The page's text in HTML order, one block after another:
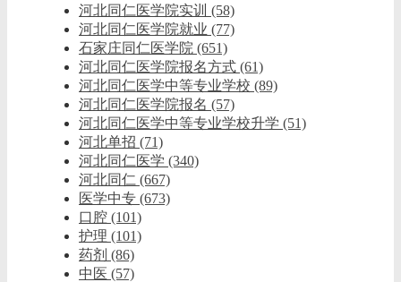
河北同仁医学院实训 (58)
河北同仁医学院就业 (77)
石家庄同仁医学院 (651)
河北同仁医学院报名方式 (61)
河北同仁医学中等专业学校 (89)
河北同仁医学院报名 (57)
河北同仁医学中等专业学校升学 (51)
河北单招 (71)
河北同仁医学 (340)
河北同仁 (667)
医学中专 (673)
口腔 (101)
护理 (101)
药剂 (86)
中医 (57)